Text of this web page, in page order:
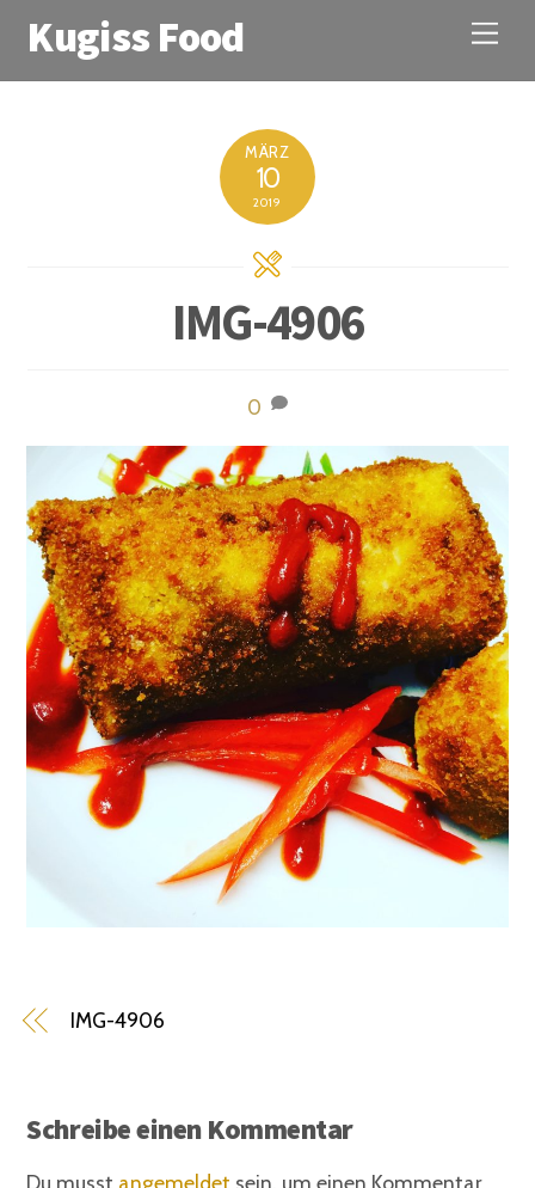
M
e
Kugiss Food
MÄRZ
10
2019
IMG-4906
0
IMG-4906
Schreibe einen Kommentar
Du musst angemeldet sein, um einen Kommentar